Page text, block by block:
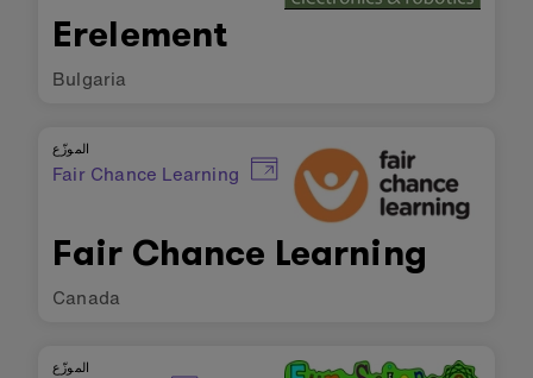
Erelement
Bulgaria
الموزّع
Fair Chance Learning
Fair Chance Learning
Canada
الموزّع